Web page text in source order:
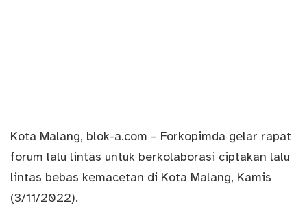
Kota Malang, blok-a.com – Forkopimda gelar rapat
forum lalu lintas untuk berkolaborasi ciptakan lalu
lintas bebas kemacetan di Kota Malang, Kamis
(3/11/2022).